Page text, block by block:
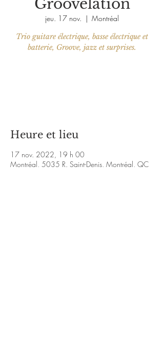
Groovelation
jeu. 17 nov.
  |
Montréal
Trio guitare électrique, basse électrique et
batterie, Groove, jazz et surprises.
Heure et lieu
17 nov. 2022, 19 h 00
Montréal, 5035 R. Saint-Denis, Montréal, QC